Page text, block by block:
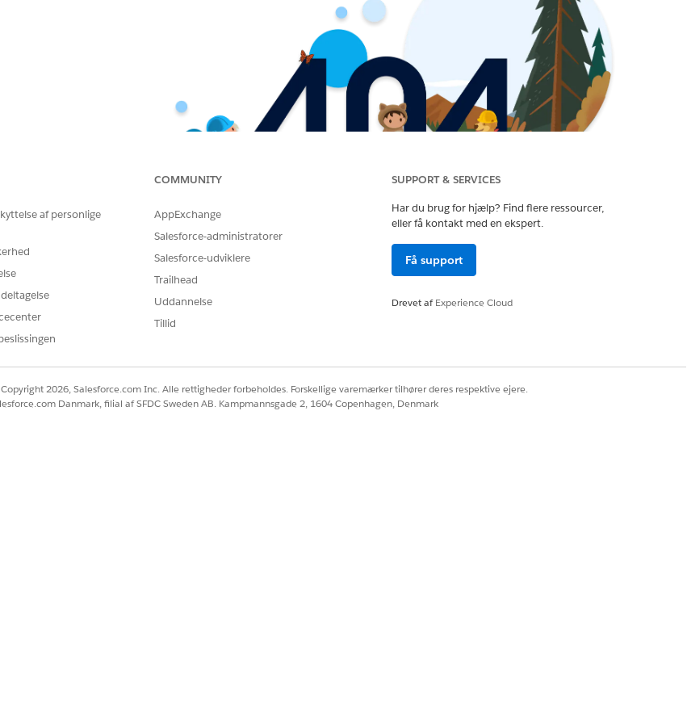
af personlige
COMMUNITY
AppExchange
Salesforce-administratorer
Salesforce-udviklere
Trailhead
Uddannelse
Tillid
SUPPORT & SERVICES
Har du brug for hjælp? Find flere ressourcer,
eller få kontakt med en ekspert.
Få support
Drevet afExperience Cloud
2026, Salesforce.com Inc. Alle rettigheder forbeholdes. Forskellige varemærker tilhører deres respektive ejere.
Danmark, filial af SFDC Sweden AB. Kampmannsgade 2, 1604 Copenhagen, Denmark